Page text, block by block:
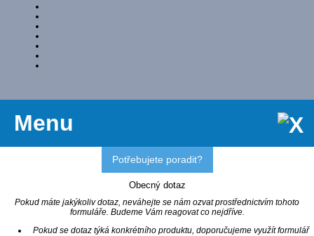
Menu
Potřebujete poradit?
Obecný dotaz
Pokud máte jakýkoliv dotaz, neváhejte se nám ozvat prostřednictvím tohoto
formuláře. Budeme Vám reagovat co nejdříve.
Pokud se dotaz týká konkrétního produktu, doporučujeme využít formulář